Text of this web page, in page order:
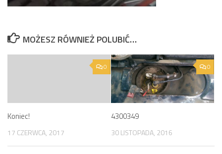
MOŻESZ RÓWNIEŻ POLUBIĆ…
0
Koniec!
17 CZERWCA, 2017
0
4300349
30 LISTOPADA, 2016